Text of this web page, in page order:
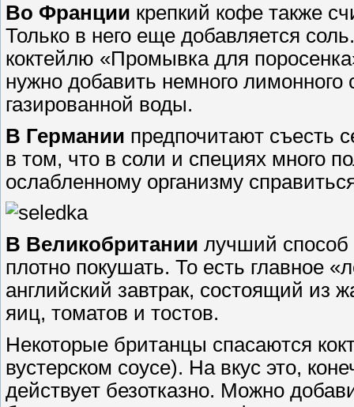
Во Франции крепкий кофе также
Только в него еще добавляется
коктейлю «Промывка для
нужно добавить немного
газированной воды.
В Германии предпочитают съесть
в том, что в соли и специях много
ослабленному организму
В Великобритании лучший
плотно покушать. То есть главное
английский завтрак, состоящий из
яиц, томатов и тостов.
Некоторые британцы спасаются
вустерском соусе). На вкус это,
действует безотказно. Можно